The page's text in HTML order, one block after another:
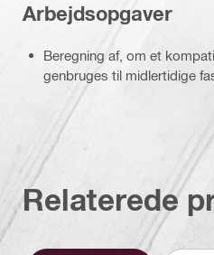
Arbejdsopgaver
Beregning af, om et
genbruges til midlertidige
Relaterede